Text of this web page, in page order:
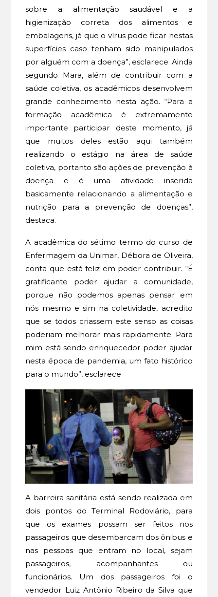
sobre a alimentação saudável e a
higienização correta dos alimentos e
embalagens, já que o vírus pode ficar nestas
superfícies caso tenham sido manipulados
por alguém com a doença”, esclarece. Ainda
segundo Mara, além de contribuir com a
saúde coletiva, os acadêmicos desenvolvem
grande conhecimento nesta ação. “Para a
formação acadêmica é extremamente
importante participar deste momento, já
que muitos deles estão aqui também
realizando o estágio na área de saúde
coletiva, portanto são ações de prevenção à
doença e é uma atividade inserida
basicamente relacionando a alimentação e
nutrição para a prevenção de doenças”,
destaca.
A acadêmica do sétimo termo do curso de
Enfermagem da Unimar, Débora de Oliveira,
conta que está feliz em poder contribuir. “É
gratificante poder ajudar a comunidade,
porque não podemos apenas pensar em
nós mesmo e sim na coletividade, acredito
que se todos criassem este senso as coisas
poderiam melhorar mais rapidamente. Para
mim está sendo enriquecedor poder ajudar
nesta época de pandemia, um fato histórico
para o mundo”, esclarece
A barreira sanitária está sendo realizada em
dois pontos do Terminal Rodoviário, para
que os exames possam ser feitos nos
passageiros que desembarcam dos ônibus e
nas pessoas que entram no local, sejam
passageiros, acompanhantes ou
funcionários. Um dos passageiros foi o
vendedor Luiz Antônio Ribeiro da Silva que